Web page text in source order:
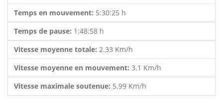
Temps en mouvement: 5:30:25 h
Temps de pause: 1:48:58 h
Vitesse moyenne totale: 2.33 Km/h
Vitesse moyenne en mouvement: 3.1 Km/h
Vitesse maximale soutenue: 5.99 Km/h